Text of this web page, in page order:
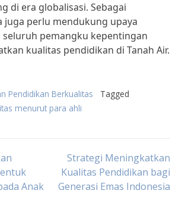
di era globalisasi. Sebagai
juga perlu mendukung upaya
pemangku kepentingan
kualitas pendidikan di Tanah Air.
Pendidikan Berkualitas
Tagged
menurut para ahli
Anak
Strategi Meningkatkan
Kualitas Pendidikan bagi
Generasi Emas Indonesia